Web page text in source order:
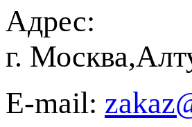
Адрес:
г.
E-mail: